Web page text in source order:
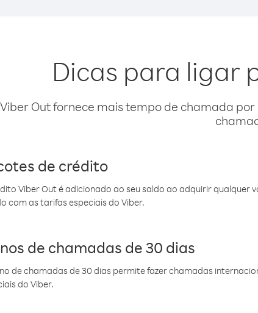
Dicas para ligar
Out fornece mais tempo de chamada
de crédito
Viber Out é adicionado ao seu saldo ao adquirir qualquer
com as tarifas especiais do Viber.
de chamadas de 30 dias
de chamadas de 30 dias permite fazer chamadas
do Viber.